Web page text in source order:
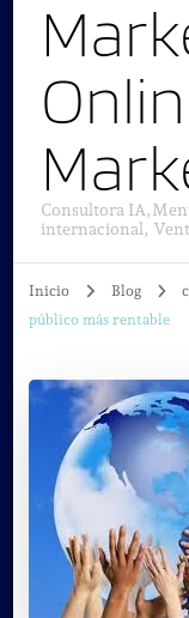
Consultora
internacional,
Inicio Blog
público más rentable